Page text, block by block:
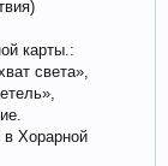
карты.:
света»,
в Хорарной